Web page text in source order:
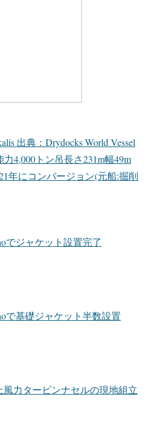
出典：Drydocks World Vessel
4,000トン吊長さ231m幅49m
年にコンバージョン(元船:掘削
でジャケット設置完了
で基礎ジャケット半数設置
風力タービンナセルの現地組立